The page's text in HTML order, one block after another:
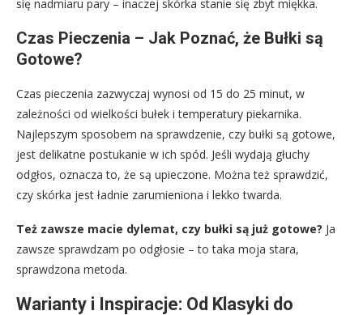
się nadmiaru pary – inaczej skórka stanie się zbyt miękka.
Czas Pieczenia – Jak Poznać, że Bułki są
Gotowe?
Czas pieczenia zazwyczaj wynosi od 15 do 25 minut, w
zależności od wielkości bułek i temperatury piekarnika.
Najlepszym sposobem na sprawdzenie, czy bułki są gotowe,
jest delikatne postukanie w ich spód. Jeśli wydają głuchy
odgłos, oznacza to, że są upieczone. Można też sprawdzić,
czy skórka jest ładnie zarumieniona i lekko twarda.
Też zawsze macie dylemat, czy bułki są już gotowe? Ja
zawsze sprawdzam po odgłosie – to taka moja stara,
sprawdzona metoda.
Warianty i Inspiracje: Od Klasyki do